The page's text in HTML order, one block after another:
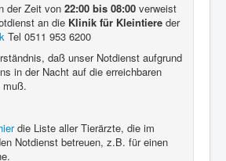
der Zeit von 22:00 bis 08:00 verweist
an die Klinik für Kleintiere der
Tel 0511 953 6200
daß unser Notdienst aufgrund
in der Nacht auf die erreichbaren
muß.
die Liste aller Tierärzte, die im
Notdienst betreuen, z.B. für einen